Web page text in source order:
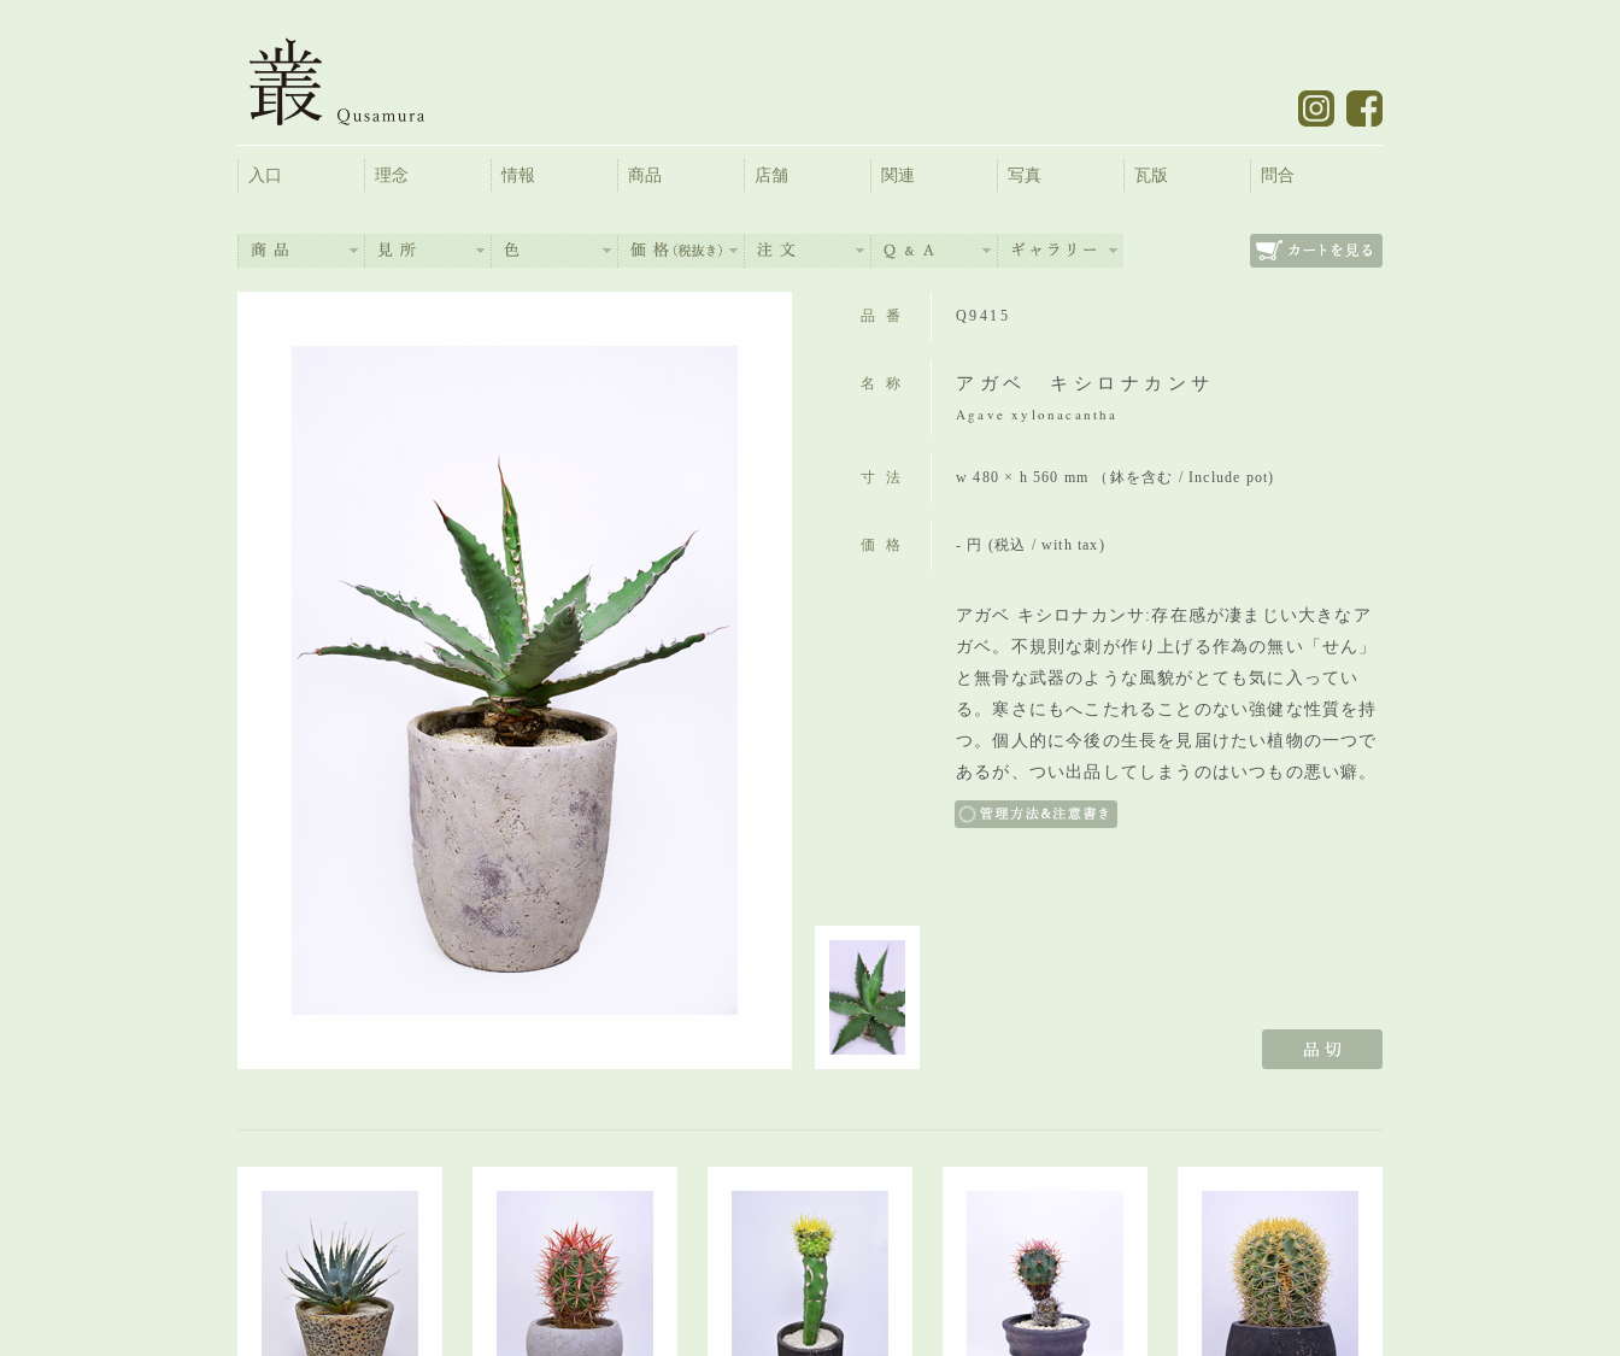
入口 理念 情報 商品 店舗 関連 写真 瓦版 問合
品番 Q9415
名称 アガベ キシロナカンサ
Agave xylonacantha
寸法 w 480 × h 560 mm （鉢を含む / Include pot)
価格 - 円 (税込 / with tax)
アガベ キシロナカンサ:存在感が凄まじい大きなア
ガベ。 不規則な刺が作り上げる作為の無い「せん」
と無骨な武器のような風貌がとても気に入ってい
る。寒さにもへこたれることのない強健な性質を持
つ。個人的に今後の生長を見届けたい植物の一つで
あるが、つい出品してしまうのはいつもの悪い癖。